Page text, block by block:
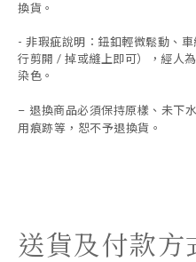
換貨。
- 非瑕疵說明：鈕釦輕微鬆動、
行剪開 / 掉或縫上即可），經人
染色。
- 退換商品必須保持原樣、未下
用痕跡等 ， 恕不予退換貨。
送貨及付款方